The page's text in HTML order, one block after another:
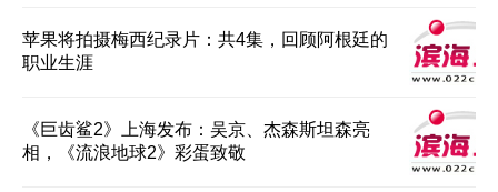
苹果将拍摄梅西纪录片：共4集，回顾阿根廷的
职业生涯
《巨齿鲨2》上海发布：吴京、杰森斯坦森亮
相，《流浪地球2》彩蛋致敬